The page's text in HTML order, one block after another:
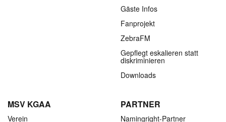
Gäste Infos
Fanprojekt
ZebraFM
Gepflegt eskalieren statt
diskriminieren
Downloads
MSV KGAA
Verein
PARTNER
Namingright-Partner